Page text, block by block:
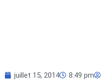
juillet 15, 2014 8:49 pm